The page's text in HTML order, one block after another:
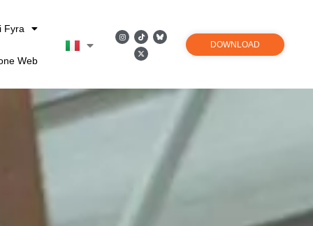
Fyra
Web
DOWNLOAD